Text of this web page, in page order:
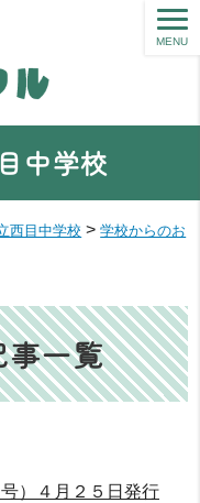
中学校
MENU
西目中学校 >学校からのお
事一覧
）４月２５日発行